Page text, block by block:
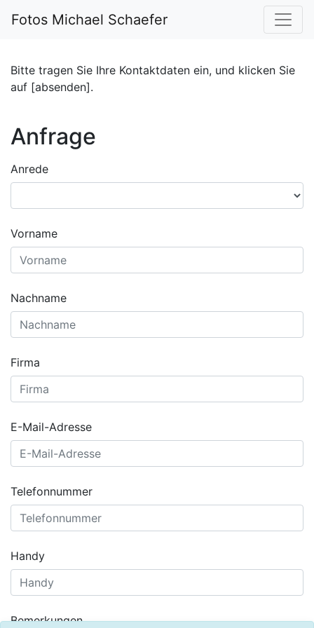
Fotos Michael Schaefer
Bitte tragen Sie Ihre Kontaktdaten ein, und klicken Sie
auf [absenden].
Anfrage
Anrede
Vorname
Nachname
Firma
E-Mail-Adresse
Telefonnummer
Handy
Bemerkungen